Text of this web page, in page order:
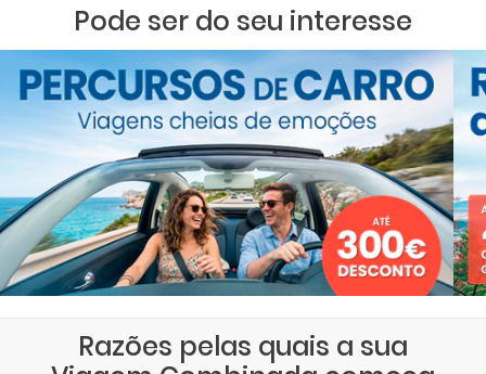
Pode ser do seu interesse
Razões pelas quais a sua